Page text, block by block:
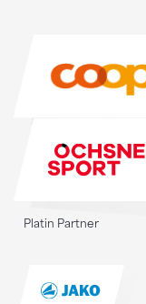
Platin Partner